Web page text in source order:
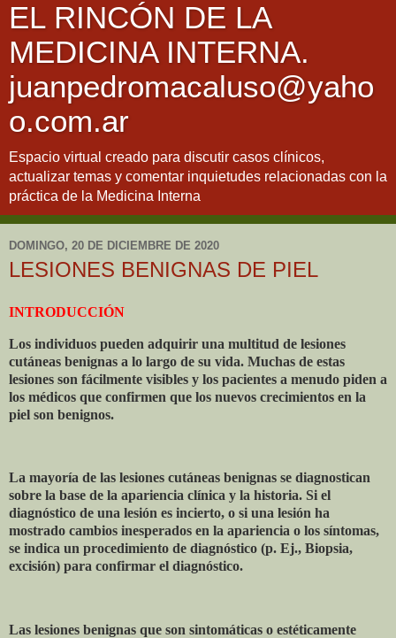
EL RINCÓN DE LA
MEDICINA INTERNA.
juanpedromacaluso@yaho
o.com.ar
Espacio virtual creado para discutir casos clínicos,
actualizar temas y comentar inquietudes relacionadas con la
práctica de la Medicina Interna
DOMINGO, 20 DE DICIEMBRE DE 2020
LESIONES BENIGNAS DE PIEL
INTRODUCCIÓN
Los individuos pueden adquirir una multitud de lesiones
cutáneas benignas a lo largo de su vida. Muchas de estas
lesiones son fácilmente visibles y los pacientes a menudo piden a
los médicos que confirmen que los nuevos crecimientos en la
piel son benignos.
La mayoría de las lesiones cutáneas benignas se diagnostican
sobre la base de la apariencia clínica y la historia. Si el
diagnóstico de una lesión es incierto, o si una lesión ha
mostrado cambios inesperados en la apariencia o los síntomas,
se indica un procedimiento de diagnóstico (p. Ej., Biopsia,
excisión) para confirmar el diagnóstico.
Las lesiones benignas que son sintomáticas o estéticamente